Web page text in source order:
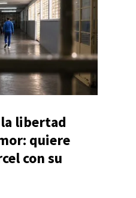
libertad
quiere
con su